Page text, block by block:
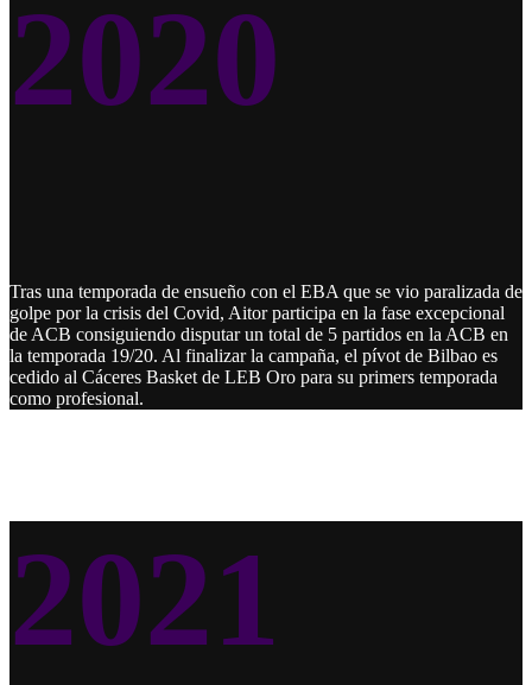
2020
Tras una temporada de ensueño con el EBA que se vio paralizada de
golpe por la crisis del Covid, Aitor participa en la fase excepcional
de ACB consiguiendo disputar un total de 5 partidos en la ACB en
la temporada 19/20. Al finalizar la campaña, el pívot de Bilbao es
cedido al Cáceres Basket de LEB Oro para su primers temporada
como profesional.
2021